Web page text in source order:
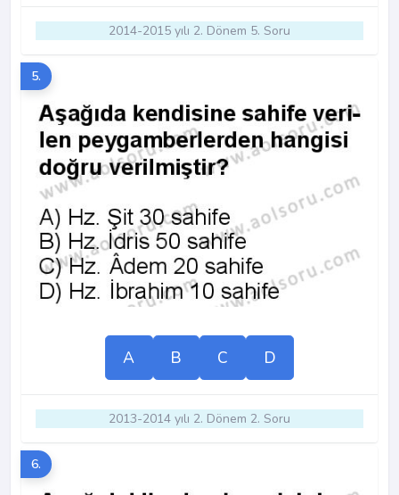
2014-2015 yılı 2. Dönem 5. Soru
5.
A B C D
2013-2014 yılı 2. Dönem 2. Soru
6.